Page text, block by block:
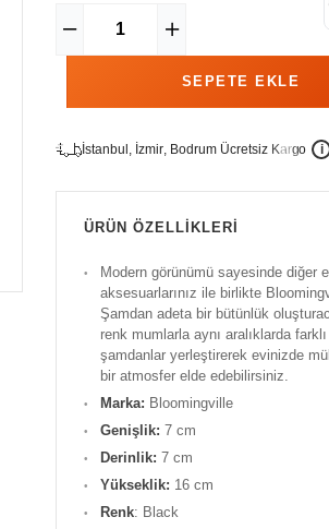
İstanbu , İzmir, Bodrum Ücretsiz Kargo i
ÜRÜN ÖZELLIKLERI
Modern görünümü sayesinde diğer
aksesuarlarınız ile birlikte
Şamdan adeta bir bütünlük
renk mumlarla aynı aralıklarda farklı
şamdanlar yerleştirerek evinizde
bir atmosfer elde edebilirsiniz.
Marka: Bloomingville
Genişlik: 7 cm
Derinlik: 7 cm
Yükseklik: 16 cm
Renk: Black